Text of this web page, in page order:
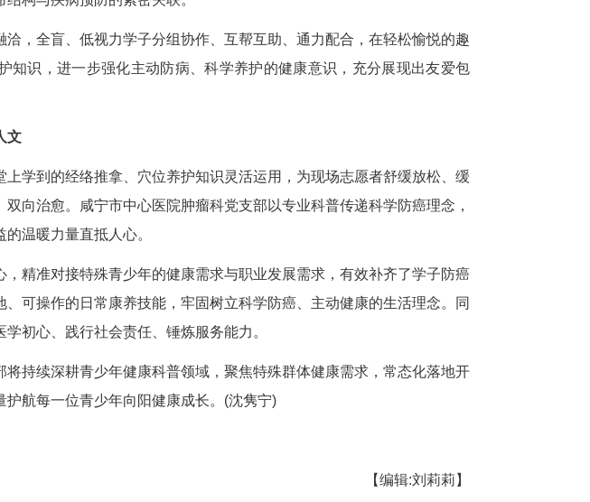
不规律等不良生活习惯，对人体免疫力的损伤及诱发病变的潜在风险，
础防癌”的科学认知。
常养护需求，细致讲解足三里、脾俞、胃俞三大养生穴位的标准实操
“食疗+推拿”内外同调的科学康养模式。针对学子未来理疗从业的职业发
嘱学子劳逸结合、主动调理身心，在今后服务他人的同时坚守自我健康
力下降等健康问题。
记忆点，活动设置了丰富的沉浸式实践环节。在志愿者的耐心引导下
人体核心器官，同步学习各类器官的核心功能、损伤诱因及日常防癌养护
解人体生命结构与疾病预防的紧密关联。
温暖融洽，全盲、低视力学子分组协作、互帮互助、通力配合，在轻
与健康防护知识，进一步强化主动防病、科学养护的健康意识，充分展